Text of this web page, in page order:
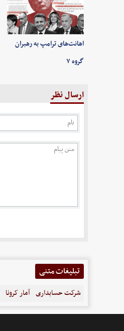
اهانت‌های ترامپ به رهبران
گروه ۷
ارسال نظر
تبلیغات متنی
شرکت حسابداری آمار کرونا